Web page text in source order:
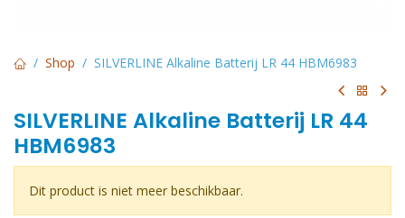
Shop SILVERLINE Alkaline Batterij LR 44 HBM6983
SILVERLINE Alkaline Batterij LR 44
HBM6983
Dit product is niet meer beschikbaar.